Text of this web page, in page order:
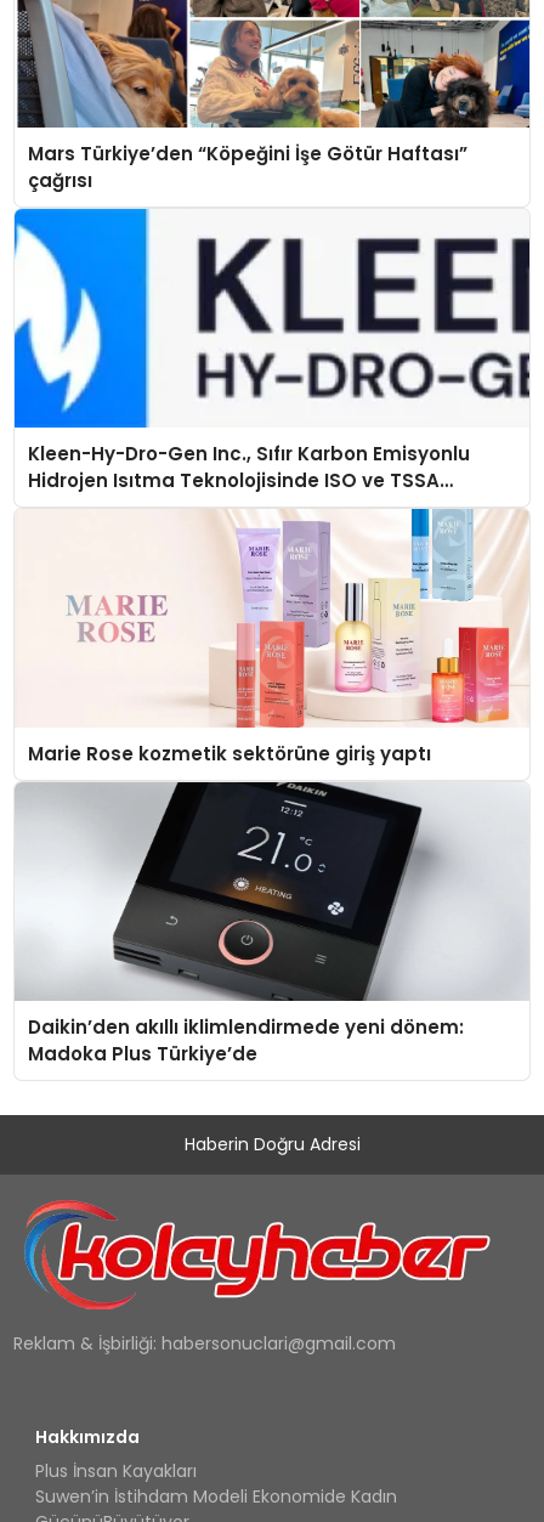
Mars Türkiye’den “Köpeğini İşe Götür Haftası”
çağrısı
Kleen-Hy-Dro-Gen Inc., Sıfır Karbon Emisyonlu
Hidrojen Isıtma Teknolojisinde ISO ve TSSA
Düzenleyici Onaylarını Aldı
Marie Rose kozmetik sektörüne giriş yaptı
Daikin’den akıllı iklimlendirmede yeni dönem:
Madoka Plus Türkiye’de
Haberin Doğru Adresi
Reklam & İşbirliği: habersonuclari@gmail.com
Hakkımızda
Plus İnsan Kayakları
Suwen’in İstihdam Modeli Ekonomide Kadın